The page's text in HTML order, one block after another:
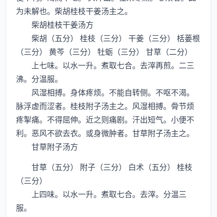
为未解也。柴胡桂枝干姜汤主之。
柴胡桂枝干姜汤方
柴胡（五分） 桂枝（三分） 干姜（三分） 栝蒌根
（三分） 黄芩（三分） 牡蛎（三分） 甘草（二分）
上七味。以水一升。煮取七合。去滓再煎。二三
沸。分温服。
风湿相搏。身体疼烦。不能自转侧。不呕不渴。
脉浮虚而涩者。桂枝附子汤主之。风湿相搏。骨节烦
疼掣痛。不得屈伸。近之则痛剧。汗出短气。小便不
利。恶风不欲去衣。或身微肿者。甘草附子汤主之。
甘草附子汤方
甘草（五分） 附子（三分） 白术（五分） 桂枝
（三分）
上四味。以水一升。煮取七合。去滓。分温三
服。